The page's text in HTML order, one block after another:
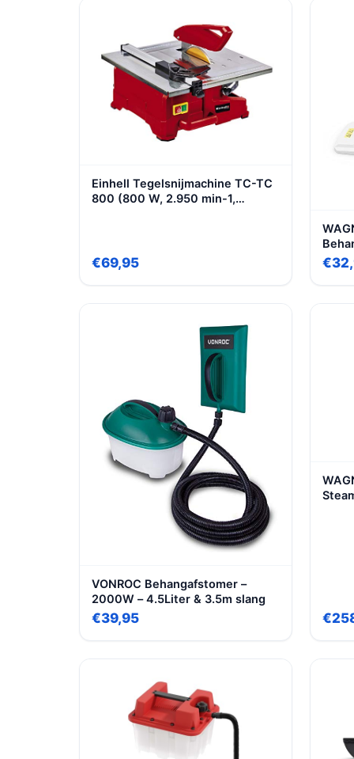
Einhell Tegelsnijmachine TC-TC
800 (800 W, 2.950 min-1,
schaalverdeling, incl.
diamantzaagschijf Ø 180)
€69,95
VONROC Behangafstomer –
2000W – 4.5Liter & 3.5m slang
€39,95